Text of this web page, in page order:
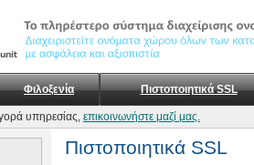
Φιλοξενία Πιστοποιητικά SSL
υπηρεσίας, επικοινωνήστε μαζί μας.
Πιστοποιητικά SSL